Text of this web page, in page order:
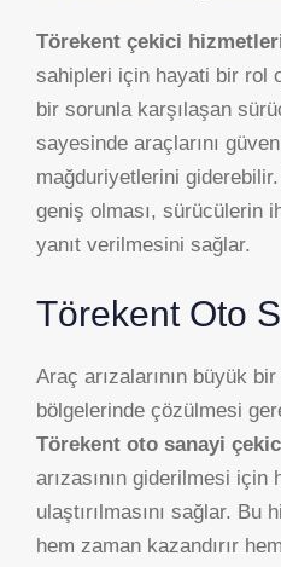
Törekent çekici
sahipleri için hayati bir rol
bir sorunla karşılaşan
sayesinde araçlarını
mağduriyetlerini
geniş olması, sürücülerin
yanıt verilmesini sağlar.
Törekent Oto
Araç arızalarının büyük
bölgelerinde çözülmesi
Törekent oto sanayi
arızasının giderilmesi için
ulaştırılmasını sağlar.
hem zaman kazandırır